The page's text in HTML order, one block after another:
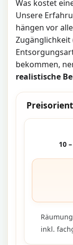
Was kostet
Unsere
hängen vor
Zugänglichkeit
bekommen,
realistische
10
inkl.